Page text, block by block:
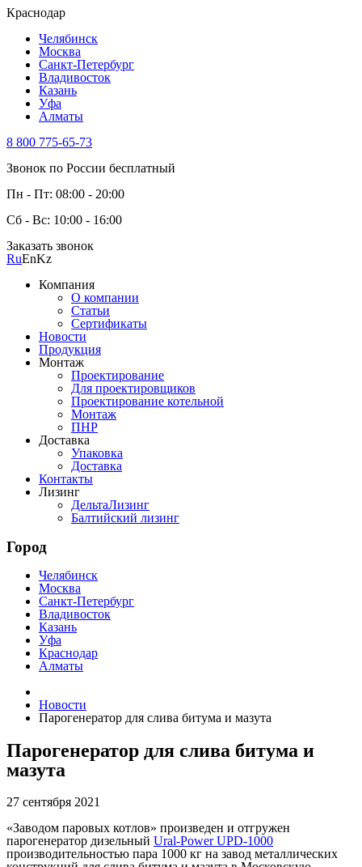
Краснодар
Челябинск
Москва
Санкт-Петербург
Владивосток
Казань
Уфа
Алматы
8 800 775-65-73
Звонок по России бесплатный
Пн - Пт: 08:00 - 20:00
Сб - Вс: 10:00 - 16:00
Заказать звонок
RuEnKz
Компания
О компании
Статьи
Сертификаты
Новости
Продукция
Монтаж
Проектирование
Для проектировщиков
Проектирование котельной
Монтаж
ПНР
Доставка
Упаковка
Доставка
Контакты
Лизинг
ДельтаЛизинг
Балтийский лизинг
Город
Челябинск
Москва
Санкт-Петербург
Владивосток
Казань
Уфа
Краснодар
Алматы
Новости
Парогенератор для слива битума и мазута
Парогенератор для слива битума и
мазута
27 сентября 2021
«Заводом паровых котлов» произведен и отгружен
парогенератор дизельный Ural-Power UPD-1000
производительностью пара 1000 кг на завод металлических